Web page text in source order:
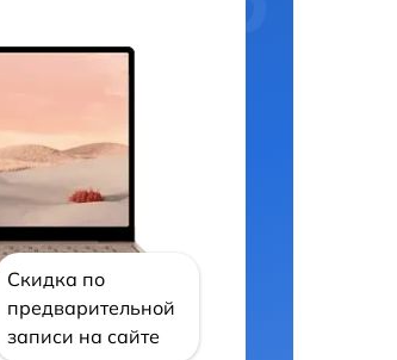
Скидка по
предварительной
записи на сайте